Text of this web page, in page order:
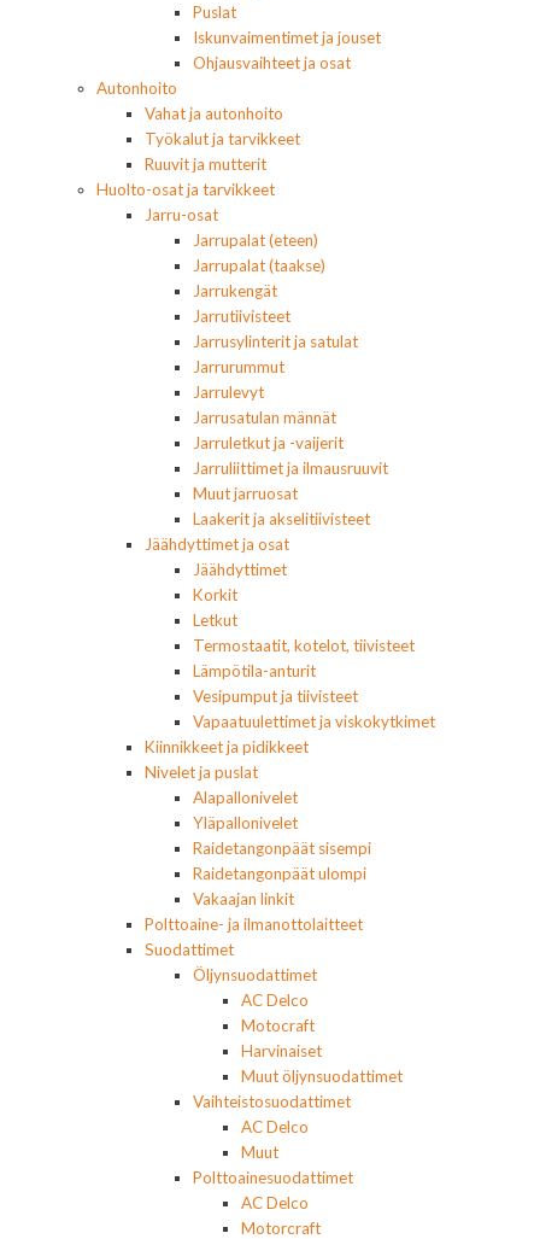
Puslat
Iskunvaimentimet ja jouset
Ohjausvaihteet ja osat
Autonhoito
Vahat ja autonhoito
Työkalut ja tarvikkeet
Ruuvit ja mutterit
Huolto-osat ja tarvikkeet
Jarru-osat
Jarrupalat (eteen)
Jarrupalat (taakse)
Jarrukengät
Jarrutiivisteet
Jarrusylinterit ja satulat
Jarrurummut
Jarrulevyt
Jarrusatulan männät
Jarruletkut ja -vaijerit
Jarruliittimet ja ilmausruuvit
Muut jarruosat
Laakerit ja akselitiivisteet
Jäähdyttimet ja osat
Jäähdyttimet
Korkit
Letkut
Termostaatit, kotelot, tiivisteet
Lämpötila-anturit
Vesipumput ja tiivisteet
Vapaatuulettimet ja viskokytkimet
Kiinnikkeet ja pidikkeet
Nivelet ja puslat
Alapallonivelet
Yläpallonivelet
Raidetangonpäät sisempi
Raidetangonpäät ulompi
Vakaajan linkit
Polttoaine- ja ilmanottolaitteet
Suodattimet
Öljynsuodattimet
AC Delco
Motocraft
Harvinaiset
Muut öljynsuodattimet
Vaihteistosuodattimet
AC Delco
Muut
Polttoainesuodattimet
AC Delco
Motorcraft